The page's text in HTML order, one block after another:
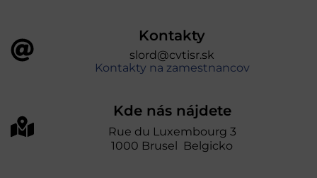
Kontakty
slord@cvtisr.sk
Kontakty na zamestnancov
Kde nás nájdete
Rue du Luxembourg 3
1000 Brusel Belgicko